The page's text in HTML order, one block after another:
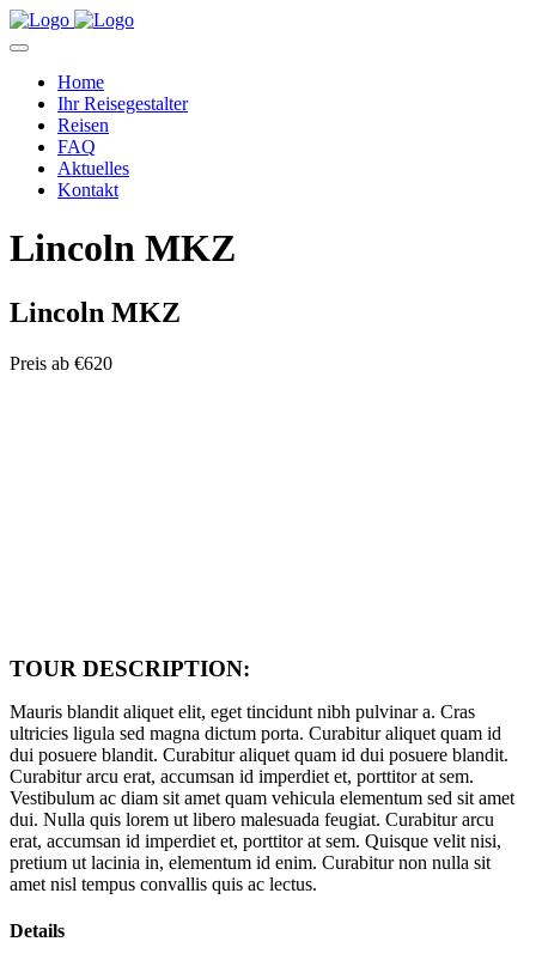
Home
Ihr Reisegestalter
Reisen
FAQ
Aktuelles
Kontakt
Lincoln MKZ
Lincoln MKZ
Preis ab €620
TOUR DESCRIPTION:
Mauris blandit aliquet elit, eget tincidunt nibh pulvinar a. Cras
ultricies ligula sed magna dictum porta. Curabitur aliquet quam id
dui posuere blandit. Curabitur aliquet quam id dui posuere blandit.
Curabitur arcu erat, accumsan id imperdiet et, porttitor at sem.
Vestibulum ac diam sit amet quam vehicula elementum sed sit amet
dui. Nulla quis lorem ut libero malesuada feugiat. Curabitur arcu
erat, accumsan id imperdiet et, porttitor at sem. Quisque velit nisi,
pretium ut lacinia in, elementum id enim. Curabitur non nulla sit
amet nisl tempus convallis quis ac lectus.
Details